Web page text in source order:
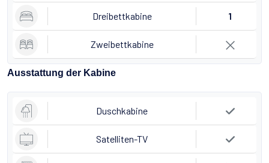
Dreibettkabine 1
Zweibettkabine
Ausstattung der Kabine
Duschkabine
Satelliten-TV